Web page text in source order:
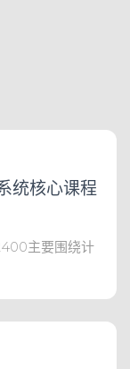
统核心课程
主要围绕计